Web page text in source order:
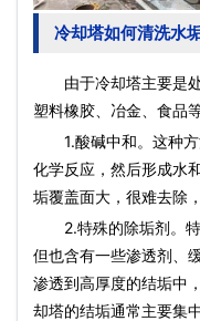
冷却塔如何清洗水
由于冷却塔主要是处
塑料橡胶、冶金、食品
1.酸碱中和。这种方
化学反应，然后形成水
垢覆盖面大，很难去除
2.特殊的除垢剂。特
但也含有一些渗透剂、
渗透到高厚度的结垢中
却塔的结垢通常主要集